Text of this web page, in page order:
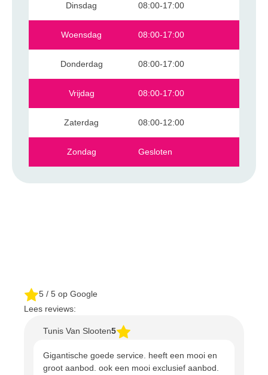
Dinsdag 08:00-17:00
Woensdag 08:00-17:00
Donderdag 08:00-17:00
Vrijdag 08:00-17:00
Zaterdag 08:00-12:00
Zondag Gesloten
5 / 5 op Google
Lees reviews:
Tunis Van Slooten5
Gigantische goede service. heeft een mooi en
groot aanbod. ook een mooi exclusief aanbod.